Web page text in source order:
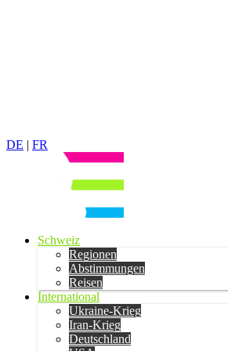
DE | FR
Schweiz
Regionen
Abstimmungen
Reisen
International
Ukraine-Krieg
Iran-Krieg
Deutschland